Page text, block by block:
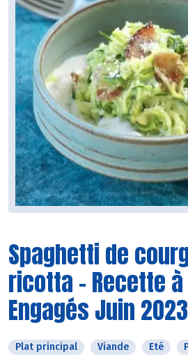
Spaghetti de
ricotta - Recette
Engagés Juin 2023
Plat principal Viande Eté